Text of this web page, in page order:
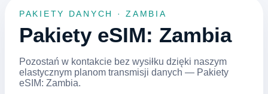
PAKIETY DANYCH · ZAMBIA
Pakiety eSIM: Zambia
Pozostań w kontakcie bez wysiłku dzięki naszym
elastycznym planom transmisji danych — Pakiety
eSIM: Zambia.